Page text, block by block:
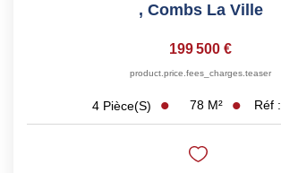
, Combs La Ville
199 500 €
product.price.fees_charges.teaser
4 Pièce(s) 78 M² Réf :